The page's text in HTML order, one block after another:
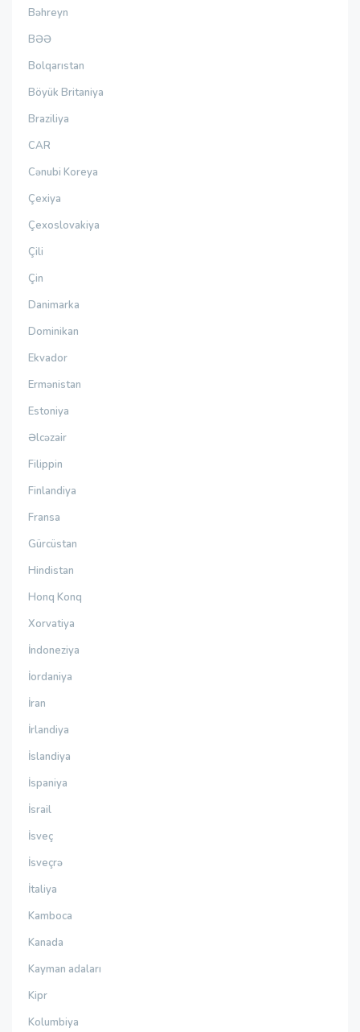
Bəhreyn
BƏƏ
Bolqarıstan
Böyük Britaniya
Braziliya
CAR
Cənubi Koreya
Çexiya
Çexoslovakiya
Çili
Çin
Danimarka
Dominikan
Ekvador
Ermənistan
Estoniya
Əlcəzair
Filippin
Finlandiya
Fransa
Gürcüstan
Hindistan
Honq Konq
Xorvatiya
İndoneziya
İordaniya
İran
İrlandiya
İslandiya
İspaniya
İsrail
İsveç
İsveçrə
İtaliya
Kamboca
Kanada
Kayman adaları
Kipr
Kolumbiya